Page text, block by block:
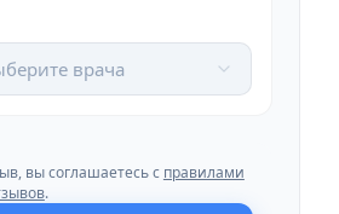
врача
вы соглашаетесь с правилами
.